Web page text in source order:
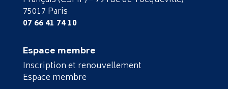
75017 Paris
07 66 41 74 10
Espace membre
Inscription et renouvellement
Espace membre